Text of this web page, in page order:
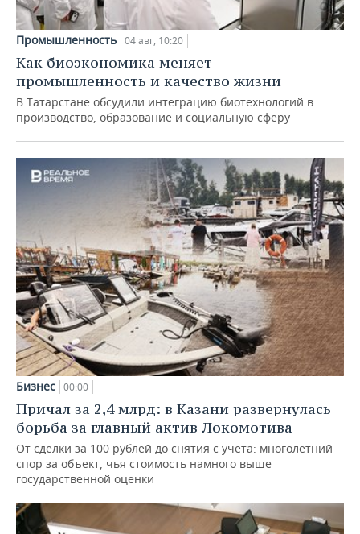
Промышленность 04 авг, 10:20
Как биоэкономика меняет
промышленность и качество жизни
В Татарстане обсудили интеграцию биотехнологий в
производство, образование и социальную сферу
Бизнес 00:00
Причал за 2,4 млрд: в Казани развернулась
борьба за главный актив Локомотива
От сделки за 100 рублей до снятия с учета: многолетний
спор за объект, чья стоимость намного выше
государственной оценки